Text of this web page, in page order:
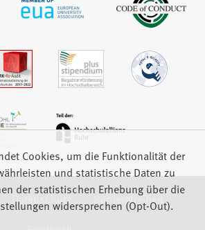
Datenschutz
Barrierefreiheit
Cookies, um die Funktionalität der
und statistische Daten zu
der statistischen Erhebung über die
widersprechen (Opt-Out).